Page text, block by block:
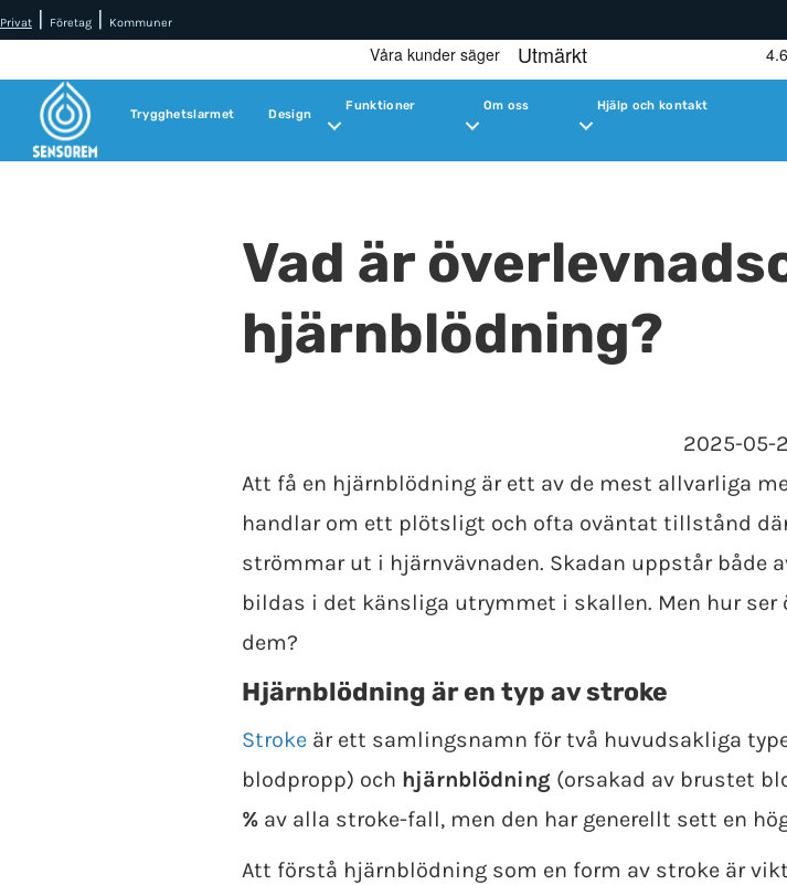
Privat Företag Kommuner
Trygghetslarmet Design
Funktioner Om oss Hjälp och kontakt
Vad är
hjärnblödning?
2025-05-
Att få en hjärnblödning är ett av de mest allvarliga
handlar om ett plötsligt och ofta oväntat tillstånd
strömmar ut i hjärnvävnaden. Skadan uppstår både
bildas i det känsliga utrymmet i skallen. Men hur ser
dem?
Hjärnblödning är en typ av stroke
Stroke är ett samlingsnamn för två huvudsakliga
blodpropp) och hjärnblödning (orsakad av brustet
% av alla stroke-fall, men den har generellt sett en
Att förstå hjärnblödning som en form av stroke är